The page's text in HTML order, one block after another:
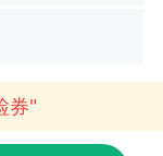
券"